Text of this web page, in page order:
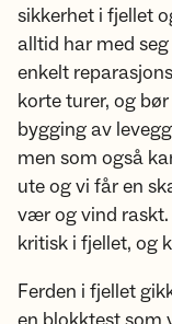
sikkerhet i fjellet
alltid har med
enkelt
korte turer, og
bygging av
men som også
ute og vi får en
vær og vind
kritisk i fjellet, og
Ferden i fjellet